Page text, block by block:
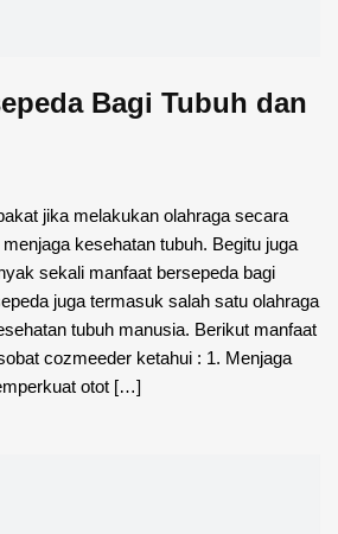
Bagi Tubuh dan
jika melakukan olahraga secara
kesehatan tubuh. Begitu juga
sekali manfaat bersepeda bagi
juga termasuk salah satu olahraga
tubuh manusia. Berikut manfaat
cozmeeder ketahui : 1. Menjaga
otot […]